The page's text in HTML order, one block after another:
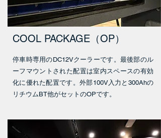
COOL PACKAGE（OP）
停車時専用のDC12Vクーラーです。最後部のル
ーフマウントされた配置は室内スペースの有効
化に優れた配置です。外部100V入力と300Ahの
リチウムBT他がセットのOPです。